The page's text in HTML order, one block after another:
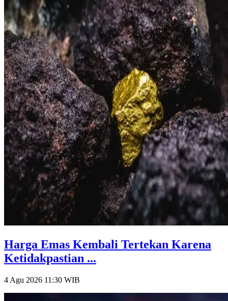
Harga Emas Kembali Tertekan Karena
Ketidakpastian ...
4 Agu 2026 11:30 WIB